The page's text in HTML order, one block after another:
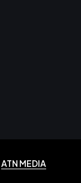
ATN MEDIA